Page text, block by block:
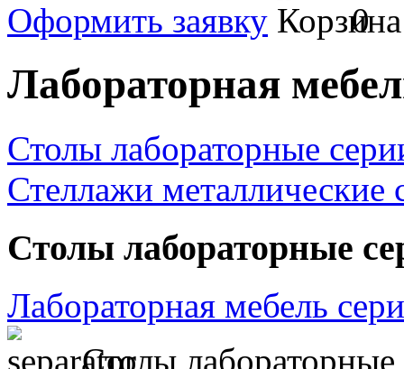
Оформить заявку 0
Лабораторная
Столы лабораторные
Стеллажи металлические
Столы лабораторные
Лабораторная мебель
Столы лабораторные